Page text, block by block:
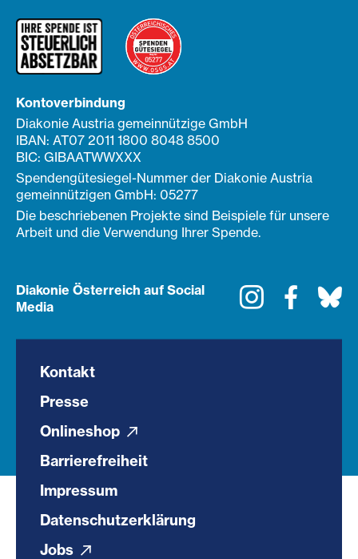
Kontoverbindung
Diakonie Austria gemeinnützige GmbH
IBAN: AT07 2011 1800 8048 8500
BIC: GIBAATWWXXX
Spendengütesiegel-Nummer der Diakonie Austria
gemeinnützigen GmbH: 05277
Die beschriebenen Projekte sind Beispiele für unsere
Arbeit und die Verwendung Ihrer Spende.
Diakonie Österreich auf Social
Media
Instagram
Kontakt
Presse
Onlineshop
Barrierefreiheit
Impressum
Datenschutzerklärung
Jobs